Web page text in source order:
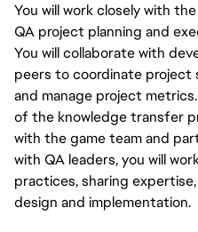
You will work closely with
QA project planning and
You will collaborate with
peers to coordinate
and manage project
of the knowledge transfer
with the game team and
with QA leaders, you will
practices, sharing
design and implementation.